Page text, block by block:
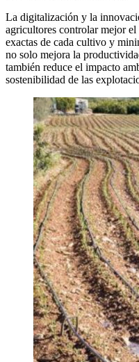
La digitalización y la
agricultores controlar mejor el
exactas de cada cultivo y
no solo mejora la
también reduce el impacto
sostenibilidad de las